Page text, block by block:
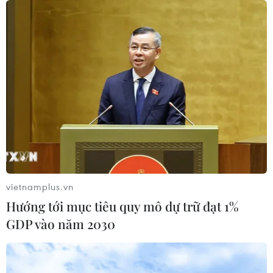
Mỹ cấm xuất khẩu vật liệu pin tái chế
và phế liệu vonfram trong một năm
Brazil hạ cấp quan hệ với Argentina,
căng thẳng ngoại giao với Mỹ
Mỹ dự chi thêm 1,4 tỷ USD cho hoạt
động của Vệ binh Quốc gia
05/08/2026 03:26
vietnamplus.vn
Hướng tới mục tiêu quy mô dự trữ đạt 1%
GDP vào năm 2030